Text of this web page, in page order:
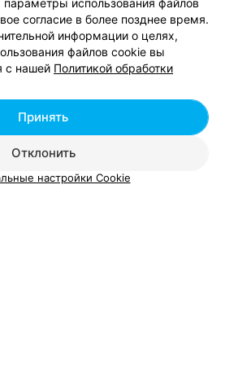
АЛФ (альфа-
Цена по запросу
использования файлов
согласие в более позднее время.
информации о целях,
файлов cookie вы
с нашей Политикой обработки
Отклонить
Принять
настройки Cookie